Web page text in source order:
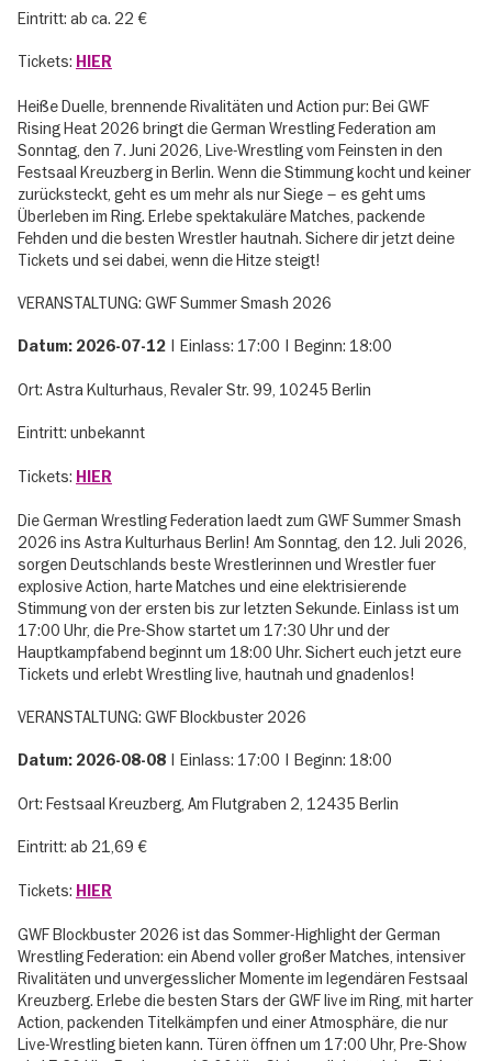
Eintritt: ab ca. 22 €
Tickets: HIER
Heiße Duelle, brennende Rivalitäten und Action pur: Bei GWF
Rising Heat 2026 bringt die German Wrestling Federation am
Sonntag, den 7. Juni 2026, Live-Wrestling vom Feinsten in den
Festsaal Kreuzberg in Berlin. Wenn die Stimmung kocht und keiner
zurücksteckt, geht es um mehr als nur Siege – es geht ums
Überleben im Ring. Erlebe spektakuläre Matches, packende
Fehden und die besten Wrestler hautnah. Sichere dir jetzt deine
Tickets und sei dabei, wenn die Hitze steigt!
VERANSTALTUNG: GWF Summer Smash 2026
Datum: 2026-07-12 | Einlass: 17:00 | Beginn: 18:00
Ort: Astra Kulturhaus, Revaler Str. 99, 10245 Berlin
Eintritt: unbekannt
Tickets: HIER
Die German Wrestling Federation laedt zum GWF Summer Smash
2026 ins Astra Kulturhaus Berlin! Am Sonntag, den 12. Juli 2026,
sorgen Deutschlands beste Wrestlerinnen und Wrestler fuer
explosive Action, harte Matches und eine elektrisierende
Stimmung von der ersten bis zur letzten Sekunde. Einlass ist um
17:00 Uhr, die Pre-Show startet um 17:30 Uhr und der
Hauptkampfabend beginnt um 18:00 Uhr. Sichert euch jetzt eure
Tickets und erlebt Wrestling live, hautnah und gnadenlos!
VERANSTALTUNG: GWF Blockbuster 2026
Datum: 2026-08-08 | Einlass: 17:00 | Beginn: 18:00
Ort: Festsaal Kreuzberg, Am Flutgraben 2, 12435 Berlin
Eintritt: ab 21,69 €
Tickets: HIER
GWF Blockbuster 2026 ist das Sommer-Highlight der German
Wrestling Federation: ein Abend voller großer Matches, intensiver
Rivalitäten und unvergesslicher Momente im legendären Festsaal
Kreuzberg. Erlebe die besten Stars der GWF live im Ring, mit harter
Action, packenden Titelkämpfen und einer Atmosphäre, die nur
Live-Wrestling bieten kann. Türen öffnen um 17:00 Uhr, Pre-Show